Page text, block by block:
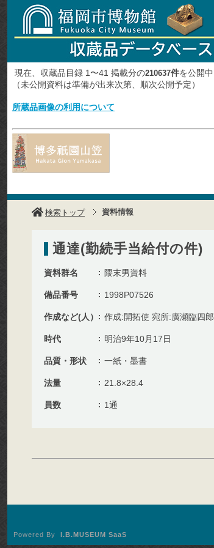
現在、収蔵品目録 1〜41 掲載分の210637件を公開中
（未公開資料は準備が出来次第、順次公開予定）
所蔵品画像の利用について
検索トップ 資料情報
通達(勤続手当給付の件)
資料群名 隈末男資料
備品番号 1998P07526
作成など(人） 作成:開拓使 宛所:廣瀬臨四郎
時代 明治9年10月17日
品質・形状 一紙・墨書
法量 21.8×28.4
員数 1通
Powered By I.B.MUSEUM SaaS